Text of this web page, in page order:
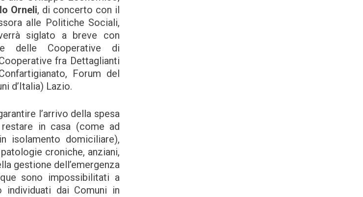
Orneli, di concerto con il
alle Politiche Sociali,
siglato a breve con
delle Cooperative di
fra Dettaglianti
Forum del
d’Italia) Lazio.
l’arrivo della spesa
in casa (come ad
isolamento domiciliare),
croniche, anziani,
gestione dell’emergenza
sono impossibilitati a
individuati dai Comuni in